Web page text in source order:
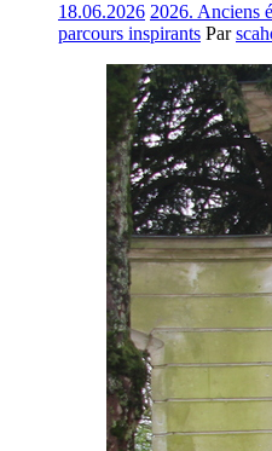
18.06.2026 2026. Anciens
parcours inspirants Par